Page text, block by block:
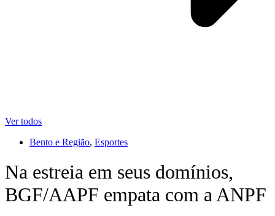
Ver todos
Bento e Região, Esportes
Na estreia em seus domínios,
BGF/AAPF empata com a ANPF